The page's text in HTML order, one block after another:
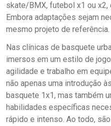
skate/BMX, futebol x1 ou x2,
Embora adaptações sejam
mesmo projeto de referência.
Nas clínicas de basquete
imersos em um estilo de
agilidade e trabalho em
não apenas uma introdução
basquete 1x1, mas também
habilidades específicas
rápido e intenso. Ao todo,